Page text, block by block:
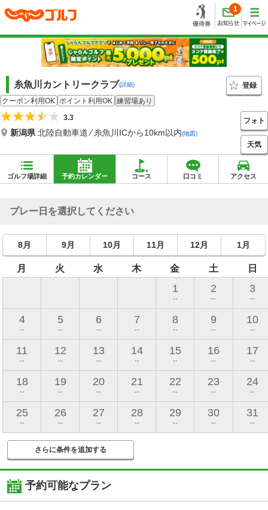
1
糸魚川カントリークラブ(詳細)
登録
クーポン利用OK ポイント利用OK 練習場あり
3.3
新潟県北陸自動車道 ⁄ 糸魚川ICから10km以内(地図)
フォト
天気
ゴルフ場詳細 予約カレンダー コース 口コミ アクセス
プレー日を選択してください
8月 9月 10月 11月 12月 1月
月 火 水 木 金 土 日
1
--
2
--
3
--
4
--
5
--
6
--
7
--
8
--
9
--
10
--
11
--
12
--
13
--
14
--
15
--
16
--
17
--
18
--
19
--
20
--
21
--
22
--
23
--
24
--
25
--
26
--
27
--
28
--
29
--
30
--
31
--
さらに条件を追加する
予約可能なプラン